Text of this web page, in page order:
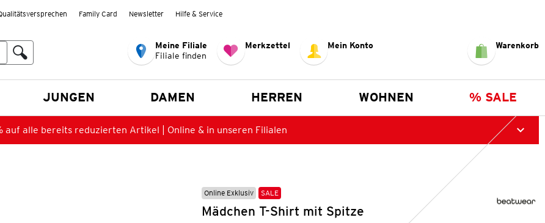
Family Card Newsletter Hilfe & Service
Meine Filiale
Filiale finden
Merkzettel Mein Konto Warenkorb
JUNGEN DAMEN HERREN WOHNEN % SALE
auf alle bereits reduzierten Artikel | Online & in unseren Filialen
Online Exklusiv SALE
Mädchen T-Shirt mit Spitze